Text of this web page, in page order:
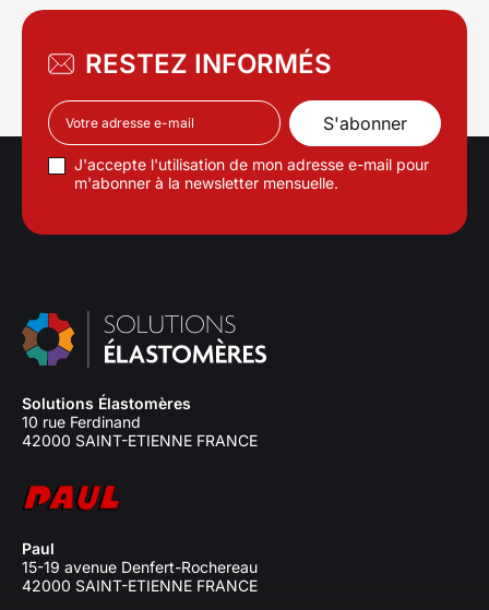
RESTEZ INFORMÉS
J'accepte l'utilisation de mon adresse e-mail pour
m'abonner à la newsletter mensuelle.
Solutions Élastomères
10 rue Ferdinand
42000 SAINT-ETIENNE FRANCE
Paul
15-19 avenue Denfert-Rochereau
42000 SAINT-ETIENNE FRANCE